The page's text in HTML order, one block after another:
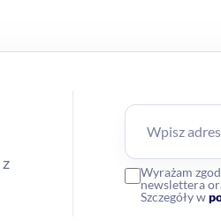
Wyrażam
newslettera
Szczegóły w